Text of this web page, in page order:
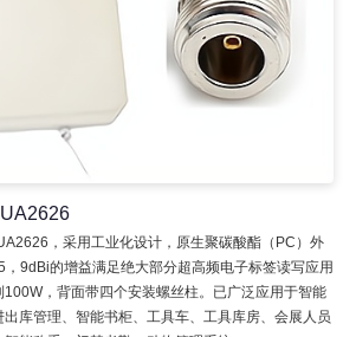
，采用工业化设计，原生聚碳酸酯（PC）外
9dBi的增益满足绝大部分超高频电子标签读写应用
，背面带四个安装螺丝柱。已广泛应用于智能
库管理、智能书柜、工具车、工具库房、会展人员